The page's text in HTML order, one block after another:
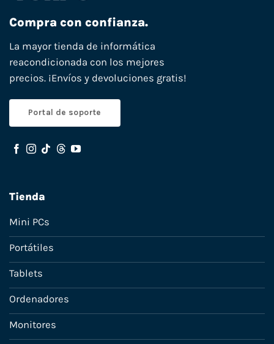
Compra con confianza.
La mayor tienda de informática
reacondicionada con los mejores
precios. ¡Envíos y devoluciones gratis!
Portal de soporte
Tienda
Mini PCs
Portátiles
Tablets
Ordenadores
Monitores